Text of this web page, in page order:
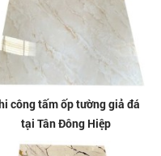
công tấm ốp tường giả đá
tại Tân Đông Hiệp